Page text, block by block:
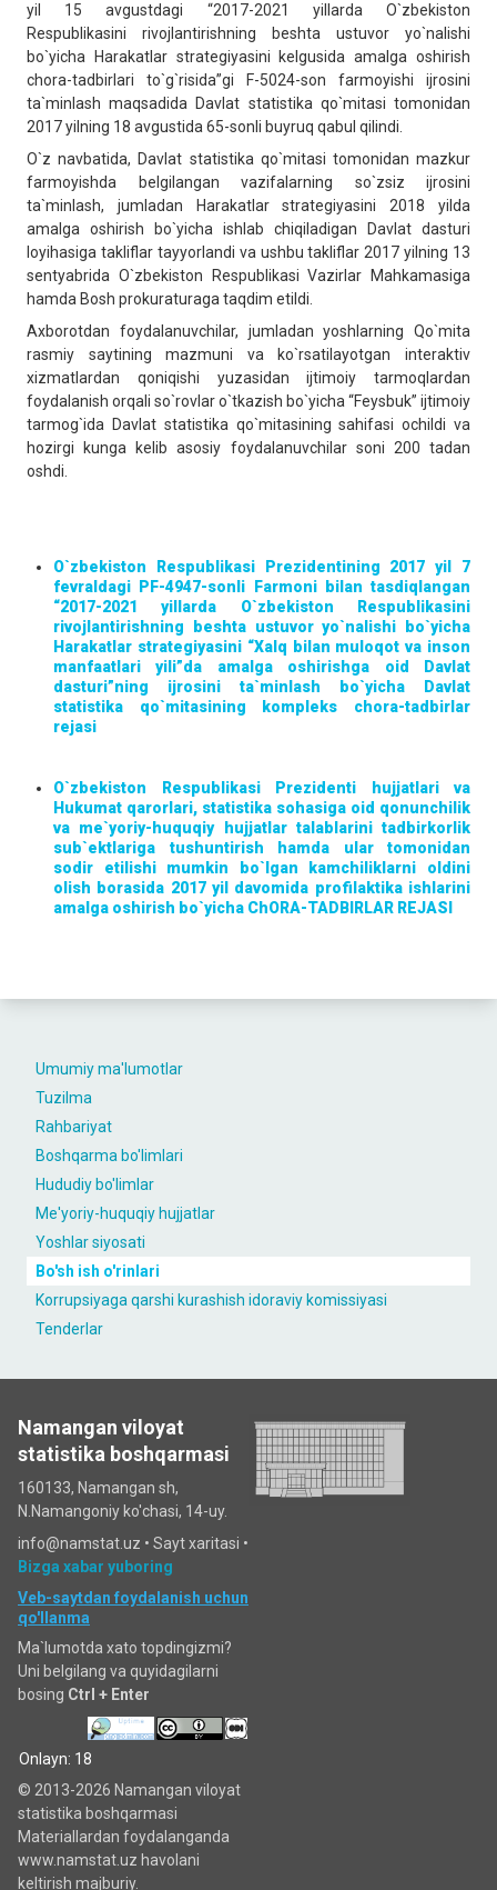
Umumiy ma'lumotlar
Tuzilma
Rahbariyat
Boshqarma bo'limlari
Hududiy bo'limlar
Me'yoriy-huquqiy hujjatlar
Yoshlar siyosati
Bo'sh ish o'rinlari
Korrupsiyaga qarshi kurashish idoraviy komissiyasi
Tenderlar
yil 15 avgustdagi “2017-2021 yillarda O`zbekiston
Respublikasini rivojlantirishning beshta ustuvor yo`nalishi
bo`yicha Harakatlar strategiyasini kelgusida amalga oshirish
chora-tadbirlari to`g`risida”gi F-5024-son farmoyishi ijrosini
ta`minlash maqsadida Davlat statistika qo`mitasi tomonidan
2017 yilning 18 avgustida 65-sonli buyruq qabul qilindi.
O`z navbatida, Davlat statistika qo`mitasi tomonidan mazkur
farmoyishda belgilangan vazifalarning so`zsiz ijrosini
ta`minlash, jumladan Harakatlar strategiyasini 2018 yilda
amalga oshirish bo`yicha ishlab chiqiladigan Davlat dasturi
loyihasiga takliflar tayyorlandi va ushbu takliflar 2017 yilning 13
sentyabrida O`zbekiston Respublikasi Vazirlar Mahkamasiga
hamda Bosh prokuraturaga taqdim etildi.
Axborotdan foydalanuvchilar, jumladan yoshlarning Qo`mita
rasmiy saytining mazmuni va ko`rsatilayotgan interaktiv
xizmatlardan qoniqishi yuzasidan ijtimoiy tarmoqlardan
foydalanish orqali so`rovlar o`tkazish bo`yicha “Feysbuk” ijtimoiy
tarmog`ida Davlat statistika qo`mitasining sahifasi ochildi va
hozirgi kunga kelib asosiy foydalanuvchilar soni 200 tadan
oshdi.
O`zbekiston Respublikasi Prezidentining 2017 yil 7
fevraldagi PF-4947-sonli Farmoni bilan tasdiqlangan
“2017-2021 yillarda O`zbekiston Respublikasini
rivojlantirishning beshta ustuvor yo`nalishi bo`yicha
Harakatlar strategiyasini “Xalq bilan muloqot va inson
manfaatlari yili”da amalga oshirishga oid Davlat
dasturi”ning ijrosini ta`minlash bo`yicha Davlat
statistika qo`mitasining kompleks chora-tadbirlar
rejasi
O`zbekiston Respublikasi Prezidenti hujjatlari va
Hukumat qarorlari, statistika sohasiga oid qonunchilik
va me`yoriy-huquqiy hujjatlar talablarini tadbirkorlik
sub`ektlariga tushuntirish hamda ular tomonidan
sodir etilishi mumkin bo`lgan kamchiliklarni oldini
olish borasida 2017 yil davomida profilaktika ishlarini
amalga oshirish bo`yicha ChORA-TADBIRLAR REJASI
Namangan viloyat
statistika boshqarmasi
160133, Namangan sh,
N.Namangoniy ko'chasi, 14-uy.
info@namstat.uz • Sayt xaritasi •
Bizga xabar yuboring
Veb-saytdan foydalanish uchun
qo'llanma
Ma`lumotda xato topdingizmi?
Uni belgilang va quyidagilarni
bosing Ctrl + Enter
Onlayn: 18
© 2013-2026 Namangan viloyat
statistika boshqarmasi
Materiallardan foydalanganda
www.namstat.uz havolani
keltirish majburiy.